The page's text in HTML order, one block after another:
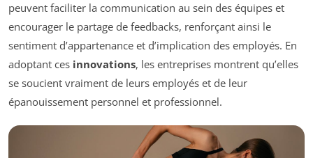
peuvent faciliter la communication au sein des équipes et
encourager le partage de feedbacks, renforçant ainsi le
sentiment d’appartenance et d’implication des employés. En
adoptant ces innovations, les entreprises montrent qu’elles
se soucient vraiment de leurs employés et de leur
épanouissement personnel et professionnel.